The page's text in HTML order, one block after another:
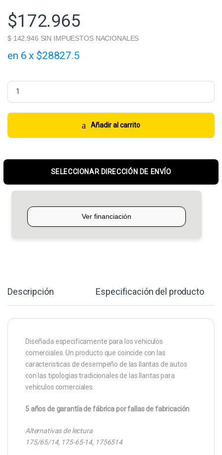
$172.965
$ 142.946 SIN IMPUESTOS NACIONALES
en 6 x $28827.5
Pirelli 175/65R14C 90T Chrono™ quantity
Añadir al carrito
SELECCIONAR DIRECCIÓN DE ENVÍO
Descripción Especificación del producto
Diseñada especificamente para los vehiculos
comerciales. Un producto que coincide con las
caracteristicas de desempeño de las llantas de autos
con las tipologias tradicionales de las llantas para
vehiculos comerciales.
5 años de garantía de fábrica por fallas de fabricación
Alternativas de lectura
175/65/14, 175-65-14, 1756514